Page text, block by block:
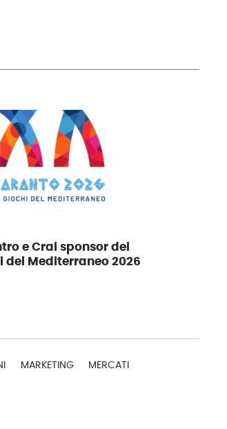
e Crai sponsor dei
del Mediterraneo 2026
MARKETING MERCATI